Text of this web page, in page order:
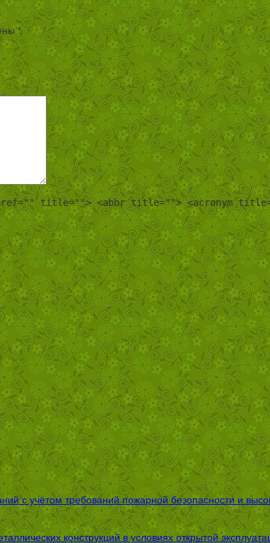
*
title=""> <abbr title=""> <acronym
с учётом требований пожарной безопасности и
конструкций в условиях открытой